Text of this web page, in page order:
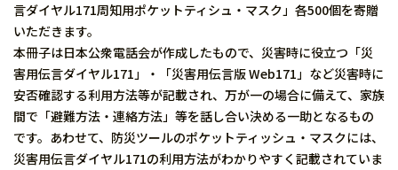
言ダイヤル171周知用ポケットティシュ・マスク」各500個を寄贈
いただきます。
本冊子は日本公衆電話会が作成したもので、災害時に役立つ「災
害用伝言ダイヤル171」・「災害用伝言版 Web171」など災害時に
安否確認する利用方法等が記載され、万が一の場合に備えて、家族
間で「避難方法・連絡方法」等を話し合い決める一助となるもの
です。あわせて、防災ツールのポケットティッシュ・マスクには、
災害用伝言ダイヤル171の利用方法がわかりやすく記載されていま